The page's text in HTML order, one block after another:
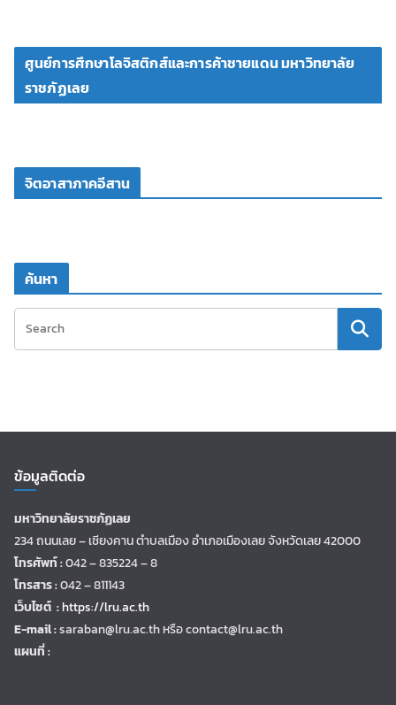
ศูนย์การศึกษาโลจิสติกส์และการค้าชายแดน มหาวิทยาลัย
ราชภัฏเลย
จิตอาสาภาคอีสาน
ค้นหา
ข้อมูลติดต่อ
มหาวิทยาลัยราชภัฏเลย
234 ถนนเลย – เชียงคาน ตำบลเมือง อำเภอเมืองเลย จังหวัดเลย 42000
โทรศัพท์ :042 – 835224 – 8
โทรสาร :042 – 811143
เว็บไซต์ :https://lru.ac.th
E-mail :saraban@lru.ac.thหรือ contact@lru.ac.th
แผนที่ :